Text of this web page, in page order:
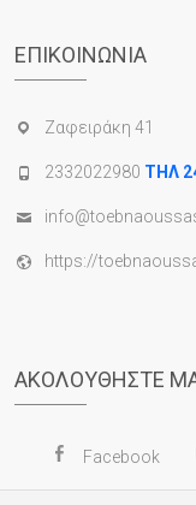
ΕΠΙΚΟΙΝΩΝΊΑ
Ζαφειράκη 41
2332022980 ΤΗΛ
https://
ΑΚΟΛΟΥΘΉΣΤΕ
Facebook